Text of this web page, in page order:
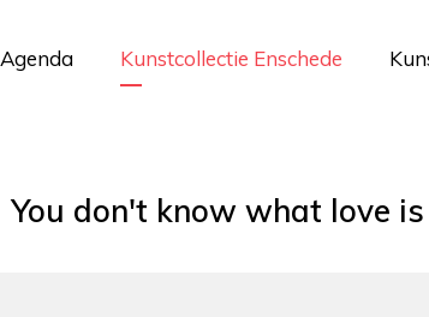
Agenda Kunstcollectie Enschede
You don't know what love is